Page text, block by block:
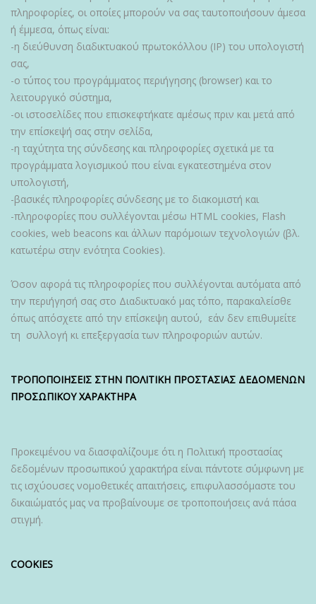
πληροφορίες, οι οποίες μπορούν να σας ταυτοποιήσουν άμεσα
ή έμμεσα, όπως είναι:
-η διεύθυνση διαδικτυακού πρωτοκόλλου (ΙΡ) του υπολογιστή
σας,
-ο τύπος του προγράμματος περιήγησης (browser) και το
λειτουργικό σύστημα,
-οι ιστοσελίδες που επισκεφτήκατε αμέσως πριν και μετά από
την επίσκεψή σας στην σελίδα,
-η ταχύτητα της σύνδεσης και πληροφορίες σχετικά με τα
προγράμματα λογισμικού που είναι εγκατεστημένα στον
υπολογιστή,
-βασικές πληροφορίες σύνδεσης με το διακομιστή και
-πληροφορίες που συλλέγονται μέσω HTML cookies, Flash
cookies, web beacons και άλλων παρόμοιων τεχνολογιών (βλ.
κατωτέρω στην ενότητα Cookies).
Όσον αφορά τις πληροφορίες που συλλέγονται αυτόματα από
την περιήγησή σας στο Διαδικτυακό μας τόπο, παρακαλείσθε
όπως απόσχετε από την επίσκεψη αυτού, εάν δεν επιθυμείτε
τη συλλογή κι επεξεργασία των πληροφοριών αυτών.
ΤΡΟΠΟΠΟΙΗΣΕΙΣ ΣΤΗΝ ΠΟΛΙΤΙΚΗ ΠΡΟΣΤΑΣΙΑΣ ΔΕΔΟΜΕΝΩΝ
ΠΡΟΣΩΠΙΚΟΥ ΧΑΡΑΚΤΗΡΑ
Προκειμένου να διασφαλίζουμε ότι η Πολιτική προστασίας
δεδομένων προσωπικού χαρακτήρα είναι πάντοτε σύμφωνη με
τις ισχύουσες νομοθετικές απαιτήσεις, επιφυλασσόμαστε του
δικαιώματός μας να προβαίνουμε σε τροποποιήσεις ανά πάσα
στιγμή.
COOKIES